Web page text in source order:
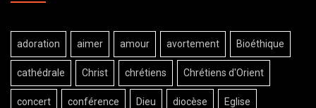
adoration aimer amour avortement Bioéthique
cathédrale Christ chrétiens Chrétiens d'Orient
concert conférence Dieu diocèse Eglise